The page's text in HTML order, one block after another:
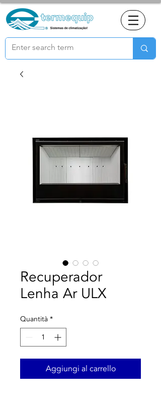
Recuperador
Lenha Ar ULX
Quantità *
Aggiungi al carrello